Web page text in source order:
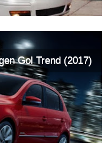
Gol Trend (2017)